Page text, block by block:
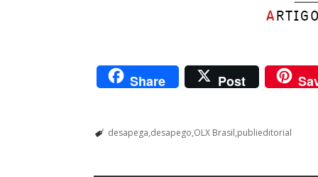
Share Post
desapega desapego OLX Brasil publieditorial